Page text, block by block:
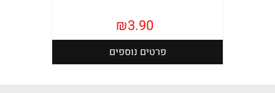
₪3.90
פרטים נוספים